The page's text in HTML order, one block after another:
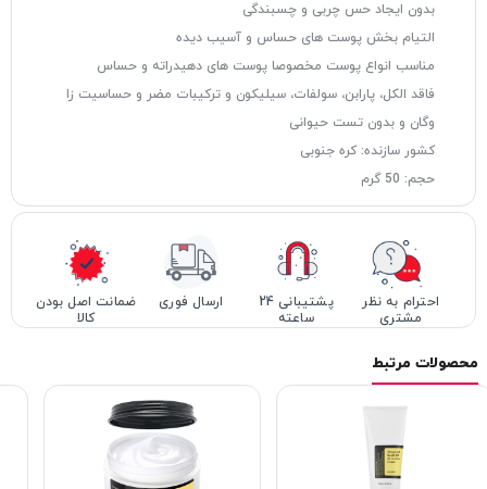
بدون ایجاد حس چربی و چسبندگی
التیام بخش پوست های حساس و آسیب دیده
مناسب انواع پوست مخصوصا پوست های دهیدراته و حساس
فاقد الکل، پارابن، سولفات، سیلیکون و ترکیبات مضر و حساسیت زا
وگان و بدون تست حیوانی
کشور سازنده: کره جنوبی
حجم: 50 گرم
احترام به نظر
مشتری
پشتیبانی 24
ساعته
ارسال فوری
ضمانت اصل بودن
کالا
محصولات مرتبط